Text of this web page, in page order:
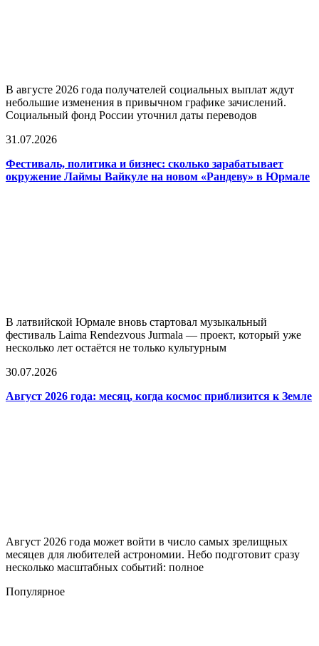
В августе 2026 года получателей социальных выплат ждут
небольшие изменения в привычном графике зачислений.
Социальный фонд России уточнил даты переводов
31.07.2026
Фестиваль, политика и бизнес: сколько зарабатывает
окружение Лаймы Вайкуле на новом «Рандеву» в Юрмале
В латвийской Юрмале вновь стартовал музыкальный
фестиваль Laima Rendezvous Jurmala — проект, который уже
несколько лет остаётся не только культурным
30.07.2026
Август 2026 года: месяц, когда космос приблизится к Земле
Август 2026 года может войти в число самых зрелищных
месяцев для любителей астрономии. Небо подготовит сразу
несколько масштабных событий: полное
Популярное